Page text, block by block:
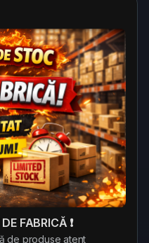
FABRICĂ ❗
de produse atent